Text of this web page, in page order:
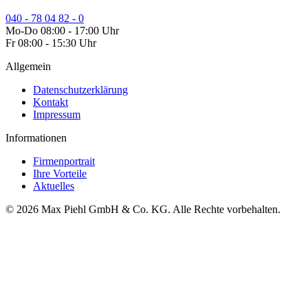
040 - 78 04 82 - 0
Mo-Do 08:00 - 17:00 Uhr
Fr 08:00 - 15:30 Uhr
Allgemein
Datenschutzerklärung
Kontakt
Impressum
Informationen
Firmenportrait
Ihre Vorteile
Aktuelles
© 2026 Max Piehl GmbH & Co. KG. Alle Rechte vorbehalten.